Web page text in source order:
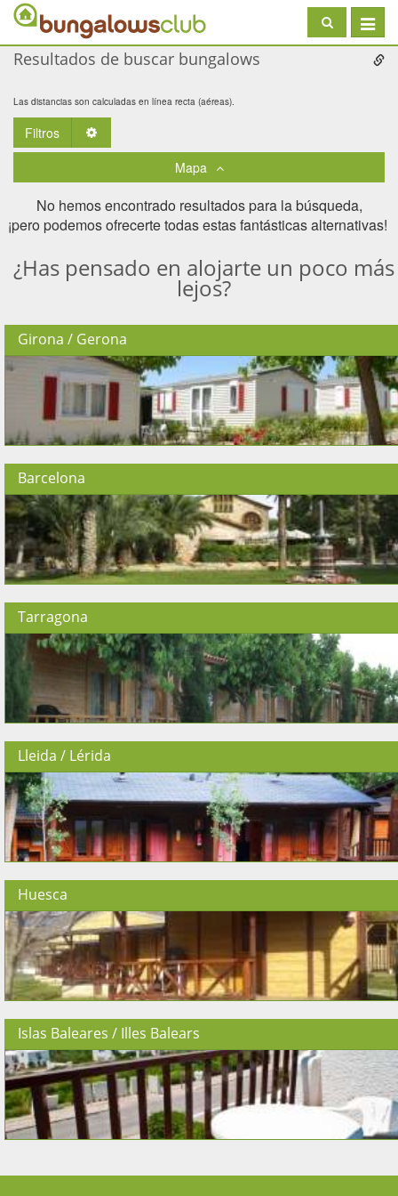
Toggle
Resultados de buscar bungalows
Las distancias son calculadas en línea recta (aéreas).
Filtros
Mapa
No hemos encontrado resultados para la búsqueda,
¡pero podemos ofrecerte todas estas fantásticas alternativas! ​
¿Has pensado en alojarte un poco más
lejos?
Girona / Gerona
Barcelona
Tarragona
Lleida / Lérida
Huesca
Islas Baleares / Illes Balears